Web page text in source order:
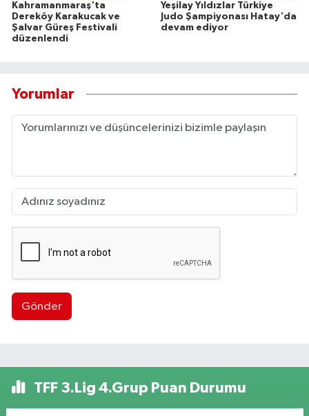
Kahramanmaraş'ta
Dereköy Karakucak ve
Şalvar Güreş Festivali
düzenlendi
Yeşilay Yıldızlar Türkiye
Judo Şampiyonası Hatay'da
devam ediyor
Yorumlar
Gönder
TFF 3.Lig 4.Grup Puan Durumu